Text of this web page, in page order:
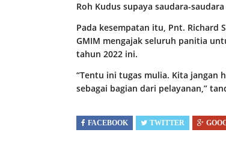
Roh Kudus supaya saudara-
Pada kesempatan itu, Pnt. Richard
GMIM mengajak seluruh panitia
tahun 2022 ini.
“Tentu ini tugas mulia. Kita
sebagai bagian dari pelayanan,”
FACEBOOK TWITTER